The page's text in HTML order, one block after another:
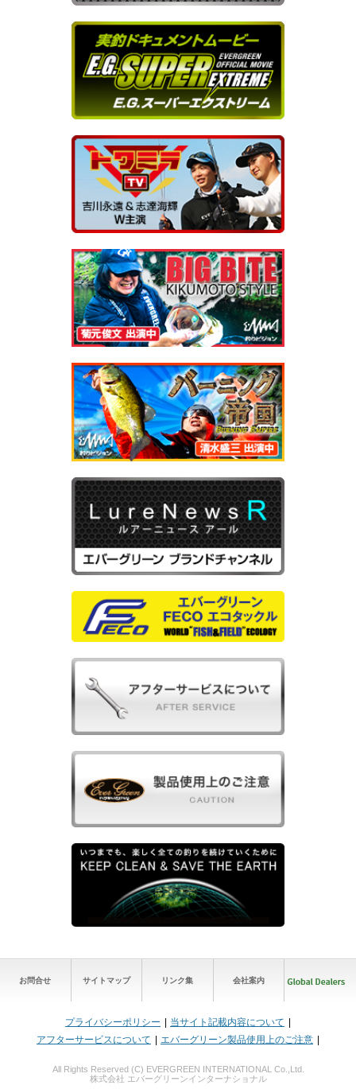
お問合せ サイトマップ リンク集 会社案内
プライバシーポリシー
当サイト記載内容について
アフターサービスについて
エバーグリーン製品使用上のご注意
All Rights Reserved (C) EVERGREEN INTERNATIONAL Co.,Ltd.
株式会社 エバーグリーンインターナショナル